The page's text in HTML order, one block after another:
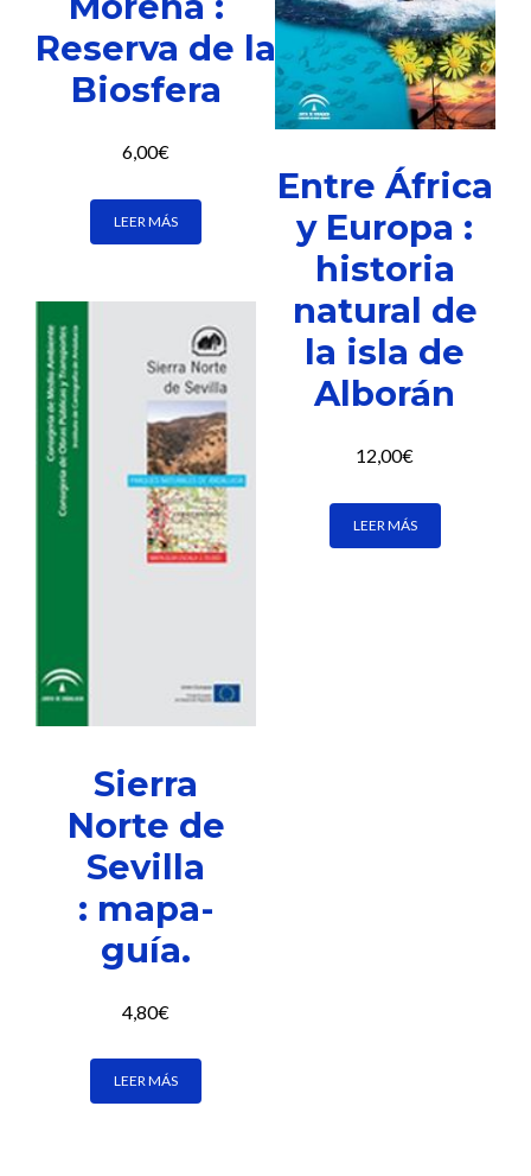
Reserva de la
Biosfera
6,00€
LEER MÁS
Entre África
y Europa :
historia
natural de
la isla de
Alborán
12,00€
LEER MÁS
Sierra
Norte de
Sevilla
: mapa-
guía.
4,80€
LEER MÁS